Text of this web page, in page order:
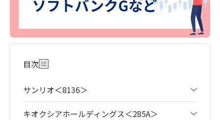
目次
サンリオ＜8136＞
キオクシアホールディングス＜285A＞